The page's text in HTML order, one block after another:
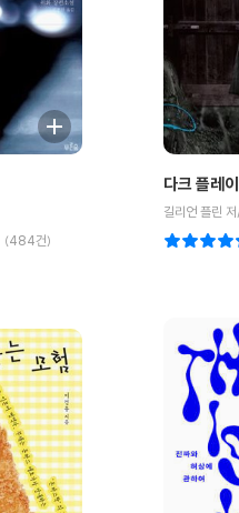
(484건)
다크 플레
길리언 플린